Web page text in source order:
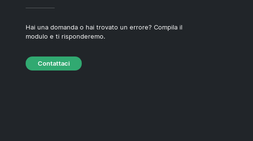
Hai una domanda o hai trovato un errore? Compila il
modulo e ti risponderemo.
Contattaci